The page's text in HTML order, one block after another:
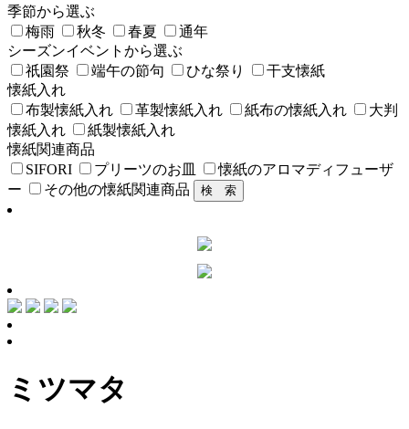
季節から選ぶ
梅雨
秋冬 春夏
通年
シーズンイベントから選ぶ
祇園祭
端午の節句 ひな祭り
干支懐紙
懐紙入れ
布製懐紙入れ
革製懐紙入れ 紙布の懐紙入れ
大判
懐紙入れ
紙製懐紙入れ
懐紙関連商品
SIFORI
プリーツのお皿
懐紙のアロマディフューザ
ー
その他の懐紙関連商品
ミツマタ